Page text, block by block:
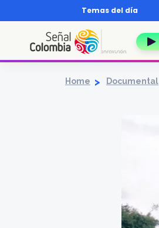
Pasar al contenido principal
Temas del día
Diccionario nariñense | Murió Leo Dan
Home Documental